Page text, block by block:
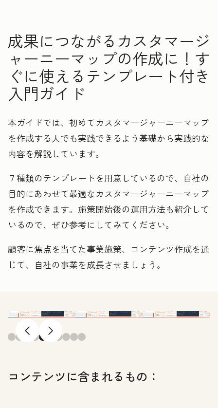
成果につながるカスタマージ
ャーニーマップの作成に！す
ぐに使えるテンプレート付き
入門ガイド
本ガイドでは、初めてカスタマージャーニーマップ
を作成する人でも実践できるよう基礎から実践的な
内容を解説しています。
７種類のテンプレートを用意しているので、自社の
目的にあわせて最適なカスタマージャーニーマップ
を作成できます。施策開始後の運用方法も紹介して
いるので、ぜひ参考にしてみてください。
顧客に焦点を当てた事業施策、コンテンツ作成を通
じて、自社の事業を成長させましょう。
前へ 次へ
コンテンツに含まれるもの：